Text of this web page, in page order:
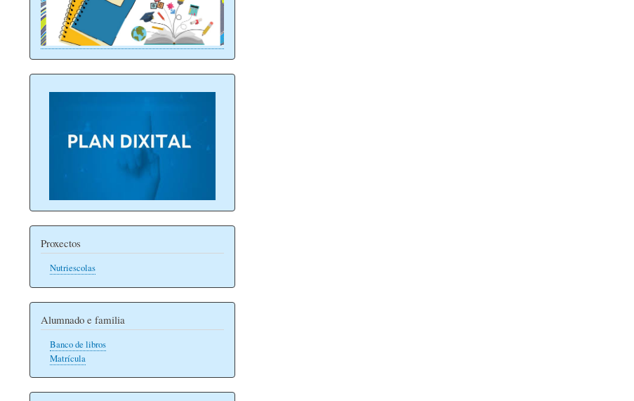
Proxectos
Nutriescolas
Alumnado e familia
Banco de libros
Matrícula